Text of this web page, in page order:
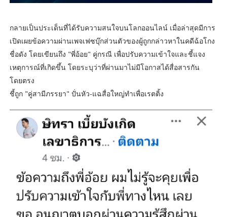
​กลายเป็นประเด็นที่ได้รับความสนใจบนโลกออนไลน์ เมื่อล่าสุดมีการ
เปิดเผยข้อความผ่านเพจเฟซบุ๊กส่วนตัวของผู้ถูกกล่าวหาในคดีฉ้อโกง
ชื่อดัง โดยเขียนถึง "พี่อ้อย" คู่กรณี เพื่อปรับความเข้าใจและชี้แจง
เหตุการณ์ที่เกิดขึ้น โดยระบุว่าที่ผ่านมาไม่มีโอกาสได้สื่อสารกัน
โดยตรง
​ชี้ถูก "คู่สามีภรรยา" ปั่นหัว-แฉสื่อใหญ่ทำเพื่อเรตติ้ง